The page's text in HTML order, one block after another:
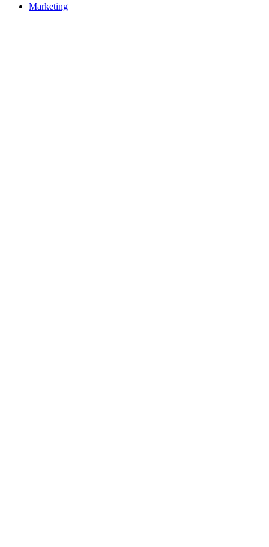
Marketing